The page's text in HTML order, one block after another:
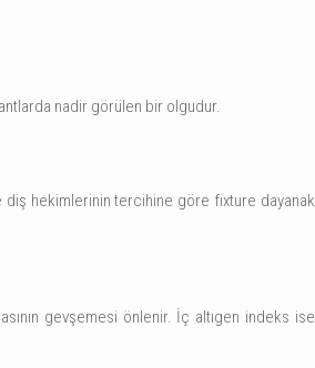
nadir görülen bir olgudur.
diş hekimlerinin tercihine göre fixture dayanak
gevşemesi önlenir. İç altıgen indeks ise